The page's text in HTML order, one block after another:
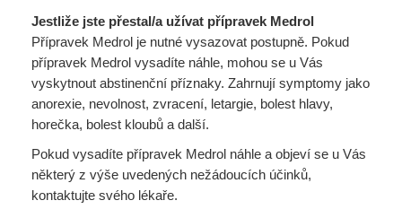
Jestliže jste přestal/a užívat přípravek Medrol
Přípravek Medrol je nutné vysazovat postupně. Pokud
přípravek Medrol vysadíte náhle, mohou se u Vás
vyskytnout abstinenční příznaky. Zahrnují symptomy jako
anorexie, nevolnost, zvracení, letargie, bolest hlavy,
horečka, bolest kloubů a další.
Pokud vysadíte přípravek Medrol náhle a objeví se u Vás
některý z výše uvedených nežádoucích účinků,
kontaktujte svého lékaře.